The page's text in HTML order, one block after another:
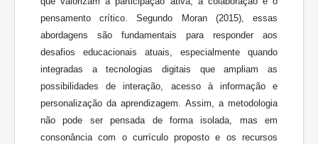
pensamento crítico. Segundo Moran (2015), essas
abordagens são fundamentais para responder aos
desafios educacionais atuais, especialmente quando
integradas a tecnologias digitais que ampliam as
possibilidades de interação, acesso à informação e
personalização da aprendizagem. Assim, a metodologia
não pode ser pensada de forma isolada, mas em
consonância com o currículo proposto e os recursos